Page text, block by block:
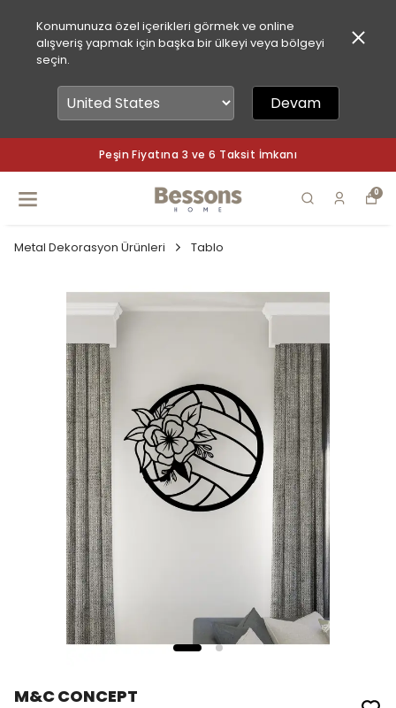
Konumunuza özel içerikleri görmek ve online
alışveriş yapmak için başka bir ülkeyi veya bölgeyi
seçin.
Devam
Peşin Fiyatına 3 ve 6 Taksit
0
Metal Dekorasyon Ürünleri Tablo
M&C CONCEPT